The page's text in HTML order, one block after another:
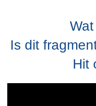
Is dit
Hit